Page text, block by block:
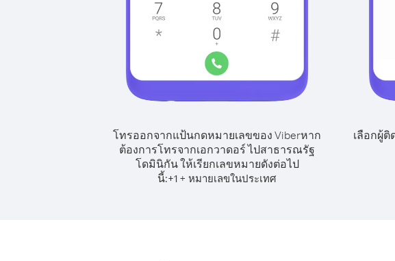
โทรออกจากแป้นกดหมายเลขของ Viberหาก
ต้องการโทรจากเอกวาดอร์ ไปสาธารณรัฐ
โดมินิกัน ให้เรียกเลขหมายดังต่อไป
นี้:+1 + หมายเลขในประเทศ
เลือกผู้